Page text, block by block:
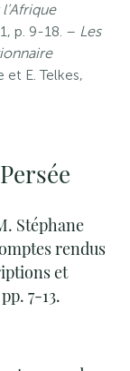
p. 9-18. – Les
et E. Telkes,
Stéphane
rendus
et
7-13.